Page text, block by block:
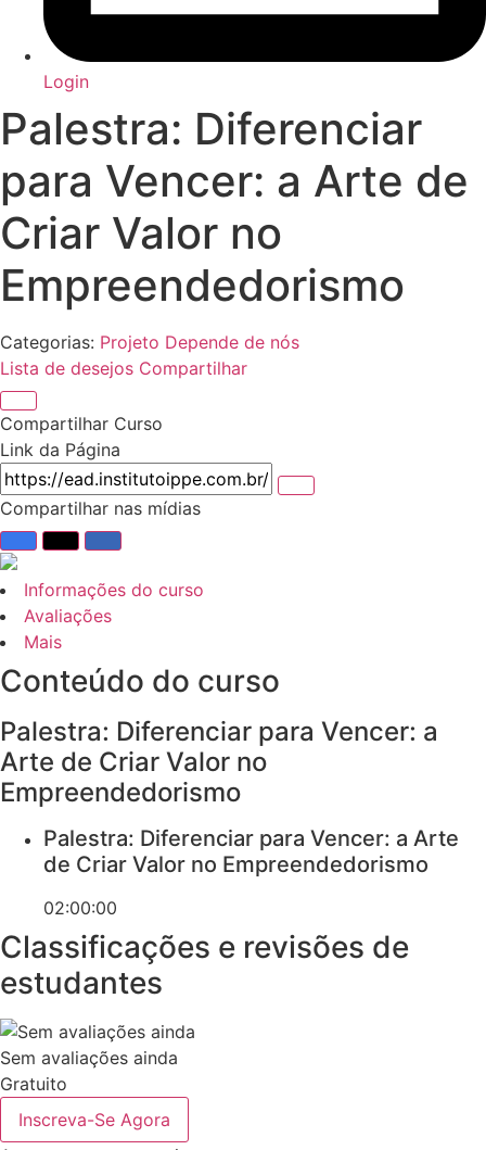
Login
Palestra: Diferenciar
para Vencer: a Arte de
Criar Valor no
Empreendedorismo
Categorias: Projeto Depende de nós
Lista de desejos Compartilhar
Compartilhar Curso
Link da Página
Compartilhar nas mídias
Informações do curso
Avaliações
Mais
Conteúdo do curso
Palestra: Diferenciar para Vencer: a
Arte de Criar Valor no
Empreendedorismo
Palestra: Diferenciar para Vencer: a Arte
de Criar Valor no Empreendedorismo
02:00:00
Classificações e revisões de
estudantes
Sem avaliações ainda
Gratuito
Inscreva-Se Agora